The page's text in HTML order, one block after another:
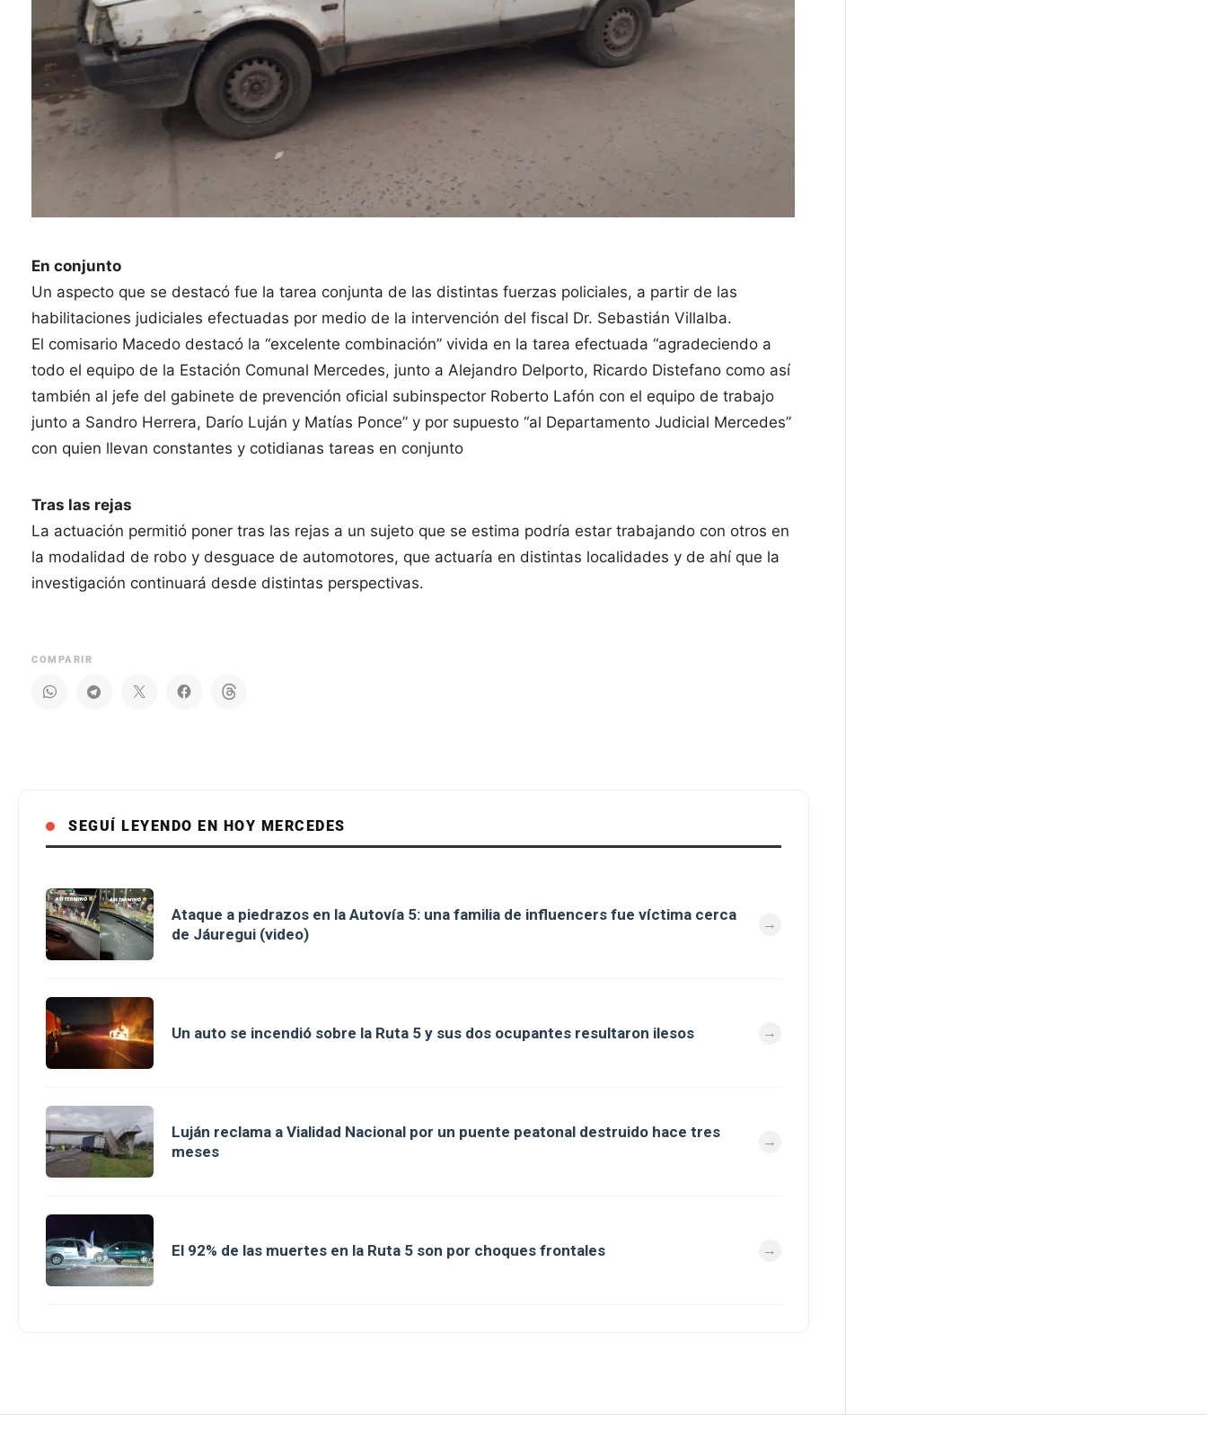
En conjunto
Un aspecto que se destacó fue la tarea conjunta de las distintas fuerzas policiales, a partir de las
habilitaciones judiciales efectuadas por medio de la intervención del fiscal Dr. Sebastián Villalba.
El comisario Macedo destacó la “excelente combinación” vivida en la tarea efectuada “agradeciendo a
todo el equipo de la Estación Comunal Mercedes, junto a Alejandro Delporto, Ricardo Distefano como así
también al jefe del gabinete de prevención oficial subinspector Roberto Lafón con el equipo de trabajo
junto a Sandro Herrera, Darío Luján y Matías Ponce” y por supuesto “al Departamento Judicial Mercedes”
con quien llevan constantes y cotidianas tareas en conjunto
Tras las rejas
La actuación permitió poner tras las rejas a un sujeto que se estima podría estar trabajando con otros en
la modalidad de robo y desguace de automotores, que actuaría en distintas localidades y de ahí que la
investigación continuará desde distintas perspectivas.
COMPARIR
SEGUÍ LEYENDO EN HOY MERCEDES
Ataque a piedrazos en la Autovía 5: una familia de influencers fue víctima cerca
de Jáuregui (video)
Un auto se incendió sobre la Ruta 5 y sus dos ocupantes resultaron ilesos
Luján reclama a Vialidad Nacional por un puente peatonal destruido hace tres
meses
El 92% de las muertes en la Ruta 5 son por choques frontales